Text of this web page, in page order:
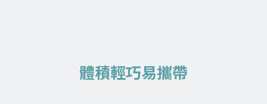
體積輕巧易攜帶